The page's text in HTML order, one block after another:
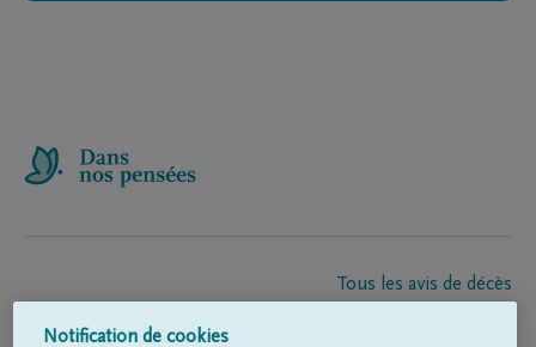
Tous les avis de décès
Entrepreneur de pompes funèbres
Notification de cookies